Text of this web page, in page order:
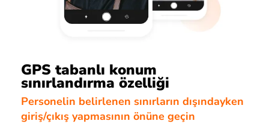
GPS tabanlı konum
sınırlandırma özelliği
Personelin belirlenen sınırların dışındayken
giriş/çıkış yapmasının önüne geçin